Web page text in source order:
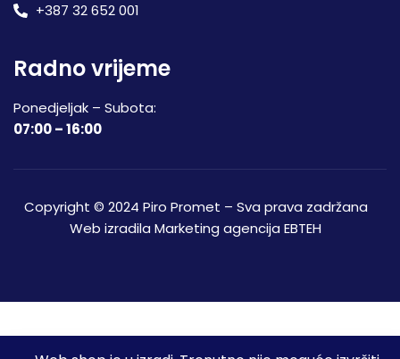
+387 32 652 001
Radno vrijeme
Ponedjeljak – Subota:
07:00 – 16:00
Copyright © 2024 Piro Promet – Sva prava zadržana
Web izradila Marketing agencija EBTEH